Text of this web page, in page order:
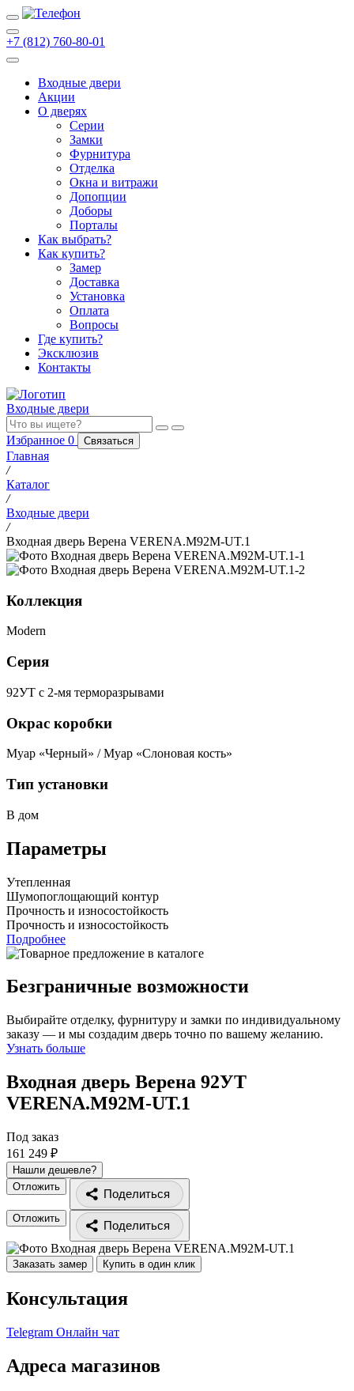
+7 (812) 760-80-01
Входные двери
Акции
О дверях
Cерии
Замки
Фурнитура
Отделка
Окна и витражи
Допопции
Доборы
Порталы
Как выбрать?
Как купить?
Замер
Доставка
Установка
Оплата
Вопросы
Где купить?
Эксклюзив
Контакты
Входные двери
Избранное 0 Связаться
Главная
/
Каталог
/
Входные двери
/
Входная дверь Верена VERENA.M92M-UT.1
Коллекция
Modern
Серия
92УТ с 2-мя терморазрывами
Окрас коробки
Муар «Черный» / Муар «Слоновая кость»
Тип установки
В дом
Параметры
Утепленная
Шумопоглощающий контур
Прочность и износостойкость
Прочность и износостойкость
Подробнее
Безграничные возможности
Выбирайте отделку, фурнитуру и замки по индивидуальному
заказу — и мы создадим дверь точно по вашему желанию.
Узнать больше
Входная дверь Верена 92УТ
VERENA.M92M-UT.1
Под заказ
161 249 ₽
Нашли дешевле?
Отложить
Поделиться
Отложить
Поделиться
Заказать замер Купить в один клик
Консультация
Telegram Онлайн чат
Адреса магазинов